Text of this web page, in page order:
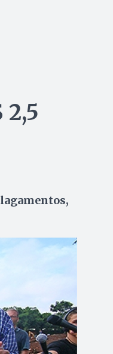
2,5